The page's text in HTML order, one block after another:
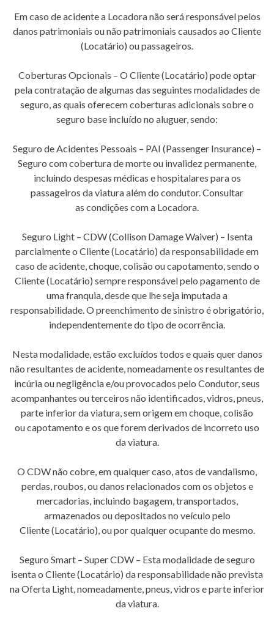
Em caso de acidente a Locadora não será responsável pelos
danos patrimoniais ou não patrimoniais causados ao Cliente
(Locatário) ou passageiros.
Coberturas Opcionais – O Cliente (Locatário) pode optar
pela contratação de algumas das seguintes modalidades de
seguro, as quais oferecem coberturas adicionais sobre o
seguro base incluído no aluguer, sendo:
Seguro de Acidentes Pessoais – PAI (Passenger Insurance) –
Seguro com cobertura de morte ou invalidez permanente,
incluindo despesas médicas e hospitalares para os
passageiros da viatura além do condutor. Consultar
as condições com a Locadora.
Seguro Light – CDW (Collison Damage Waiver) – Isenta
parcialmente o Cliente (Locatário) da responsabilidade em
caso de acidente, choque, colisão ou capotamento, sendo o
Cliente (Locatário) sempre responsável pelo pagamento de
uma franquia, desde que lhe seja imputada a
responsabilidade. O preenchimento de sinistro é obrigatório,
independentemente do tipo de ocorrência.
Nesta modalidade, estão excluídos todos e quais quer danos
não resultantes de acidente, nomeadamente os resultantes de
incúria ou negligência e/ou provocados pelo Condutor, seus
acompanhantes ou terceiros não identificados, vidros, pneus,
parte inferior da viatura, sem origem em choque, colisão
ou capotamento e os que forem derivados de incorreto uso
da viatura.
O CDW não cobre, em qualquer caso, atos de vandalismo,
perdas, roubos, ou danos relacionados com os objetos e
mercadorias, incluindo bagagem, transportados,
armazenados ou depositados no veículo pelo
Cliente (Locatário), ou por qualquer ocupante do mesmo.
Seguro Smart – Super CDW – Esta modalidade de seguro
isenta o Cliente (Locatário) da responsabilidade não prevista
na Oferta Light, nomeadamente, pneus, vidros e parte inferior
da viatura.